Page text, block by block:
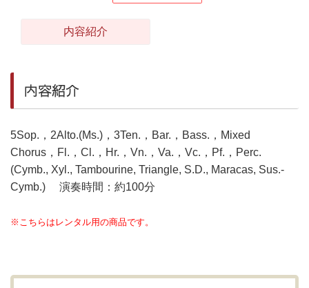
内容紹介
内容紹介
5Sop.，2Alto.(Ms.)，3Ten.，Bar.，Bass.，Mixed
Chorus，Fl.，Cl.，Hr.，Vn.，Va.，Vc.，Pf.，Perc.
(Cymb., Xyl., Tambourine, Triangle, S.D., Maracas, Sus.-
Cymb.) 演奏時間：約100分
※こちらはレンタル用の商品です。